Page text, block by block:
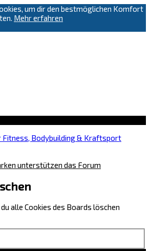
um dir den bestmöglichen Komfort
Mehr erfahren
Fitness, Bodybuilding & Kraftsport
unterstützen das Forum
alle Cookies des Boards löschen